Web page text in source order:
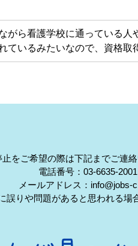
がら看護学校に通っている
ているみたいなので、資格取
をご希望の際は下記までご連絡
電話番号：03-6635-2001
メールアドレス：info@jobs-
りや問題があると思われる場